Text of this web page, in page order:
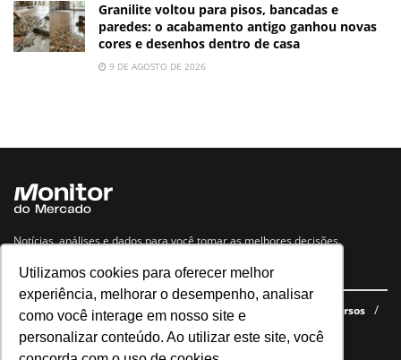
Utilizamos cookies para oferecer melhor
experiência, melhorar o desempenho, analisar
como você interage em nosso site e
personalizar conteúdo. Ao utilizar este site, você
Granilite voltou para pisos, bancadas e
paredes: o acabamento antigo ganhou novas
cores e desenhos dentro de casa
9 DE AGOSTO DE 2026
Notícias, análises e dados para você tomar as melhores decisões.
Navegue no site
Últimas notícias Quem somos E-books gratuitos
Cursos
Política de privacidade